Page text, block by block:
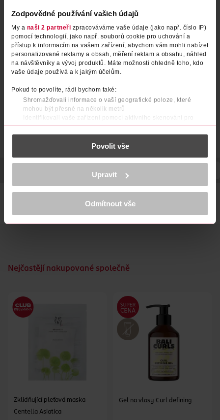
Zodpovědné používání vašich údajů
My a naši 2 partneři zpracováváme vaše údaje (jako např. číslo IP)
pomocí technologií, jako např. souborů cookie pro uchování a
přístup k informacím na vašem zařízení, abychom vám mohli nabízet
personalizované reklamy a obsah, měření reklam a obsahu, náhled
na návštěvníky a vývoj produktů. Máte možnosti ohledně toho, kdo
vaše údaje používá a k jakým účelům.
Pokud to povolíte, rádi bychom také:
Shromažďovali informace o vaší geografické poloze, které
mohou být přesné na několik metrů
Identifikovali vaše zařízení pomocí aktivního skenování pro
konkrétní charakteristiky (otisk prstu)
Zjistěte více o tom, jak zpracováváme vaše osobní údaje, a nastavte
části s podrobnostmi . Svůj souhlas můžete kdykoliv
K provozu stránek, personalizaci obsahu a reklam, funkcí sociálních
médií, analýze návštěvnosti, které mohou nést osobní údaje.
Více najdete vprohlášení o ochraně osobních údajů.
Děkujeme za pochopení. >více o cookies<
Povolit vše
Upravit
Odmítnout vše
s jemným nádechem růže a lilie. V závěru se rozvine
Nejčastějí nakupované společně
Zklidňující pleťová maska
Centella Asiatica
Gel na vlasy Curl defining